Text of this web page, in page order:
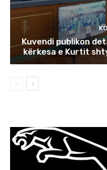
Kuvendi publikon
kërkesa e Kurtit